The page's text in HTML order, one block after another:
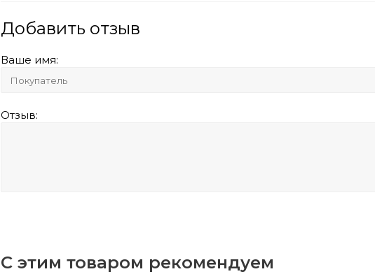
Добавить отзыв
Ваше имя:
Отзыв:
С этим товаром рекомендуем